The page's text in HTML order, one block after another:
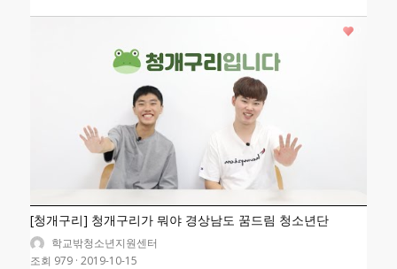
[청개구리] 청개구리가 뭐야 경상남도 꿈드림 청소년단
학교밖청소년지원센터
조회 979 · 2019-10-15